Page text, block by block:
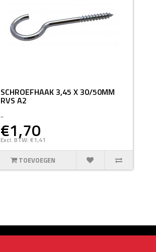
SCHROEFHAAK 3,45 X 30/50MM
RVS A2
..
€1,70
Excl. BTW: €1,41
TOEVOEGEN